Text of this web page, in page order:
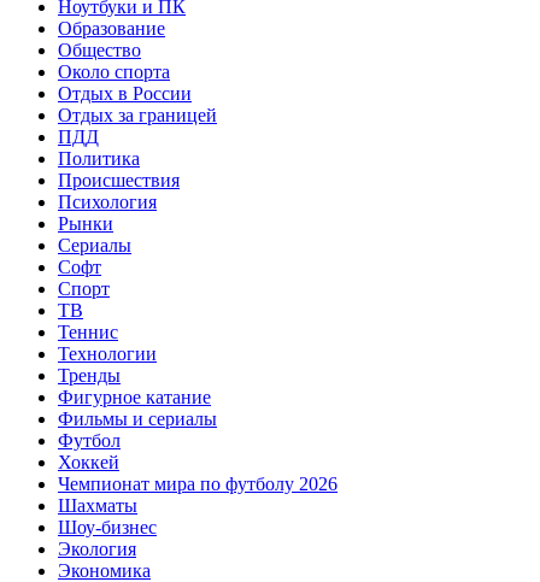
Ноутбуки и ПК
Образование
Общество
Около спорта
Отдых в России
Отдых за границей
ПДД
Политика
Происшествия
Психология
Рынки
Сериалы
Софт
Спорт
ТВ
Теннис
Технологии
Тренды
Фигурное катание
Фильмы и сериалы
Футбол
Хоккей
Чемпионат мира по футболу 2026
Шахматы
Шоу-бизнес
Экология
Экономика